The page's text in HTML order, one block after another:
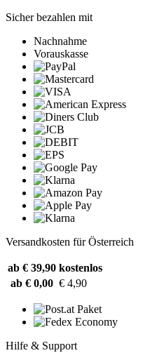
Sicher bezahlen mit
Nachnahme
Vorauskasse
Versandkosten für Österreich
ab € 39,90 kostenlos
ab € 0,00 € 4,90
Hilfe & Support